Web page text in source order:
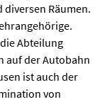
Räumen.
Abteilung
auf der Autobahn
ist auch der
von